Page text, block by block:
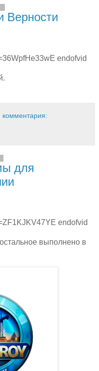
Верности
endofvid
комментария:
для
endofvid
выполнено в